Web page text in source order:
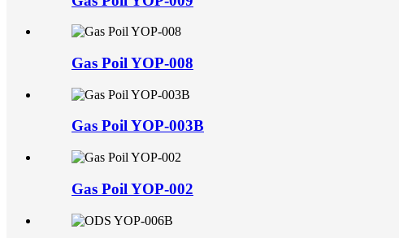
Gas Poil YOP-008
Gas Poil YOP-003B
Gas Poil YOP-002